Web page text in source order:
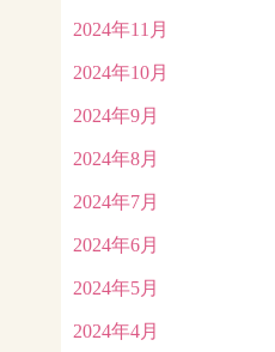
2024年11月
2024年10月
2024年9月
2024年8月
2024年7月
2024年6月
2024年5月
2024年4月